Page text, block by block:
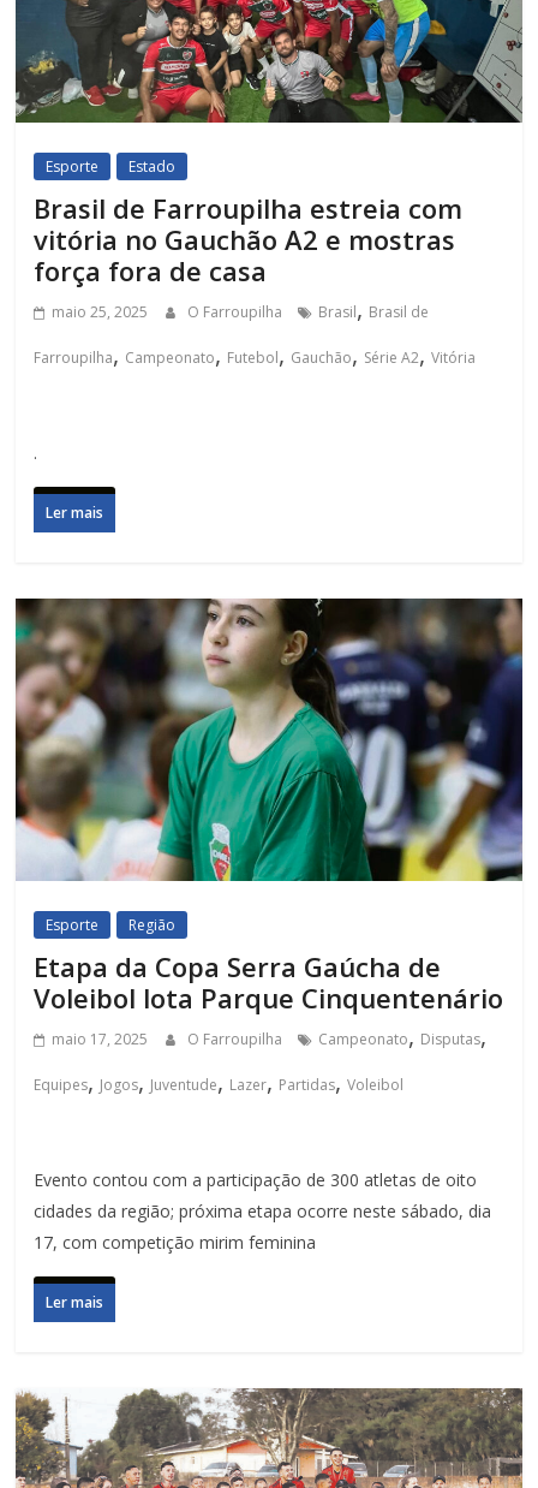
Esporte Estado
Brasil de Farroupilha estreia com
vitória no Gauchão A2 e mostras
força fora de casa
maio 25, 2025 O Farroupilha Brasil, Brasil de
Farroupilha, Campeonato, Futebol, Gauchão, Série A2,Vitória
.
Ler mais
Esporte Região
Etapa da Copa Serra Gaúcha de
Voleibol lota Parque Cinquentenário
maio 17, 2025 O Farroupilha Campeonato, Disputas,
Equipes, Jogos, Juventude, Lazer, Partidas,Voleibol
Evento contou com a participação de 300 atletas de oito
cidades da região; próxima etapa ocorre neste sábado, dia
17, com competição mirim feminina
Ler mais